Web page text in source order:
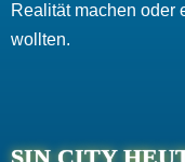
Realität machen oder
wollten.